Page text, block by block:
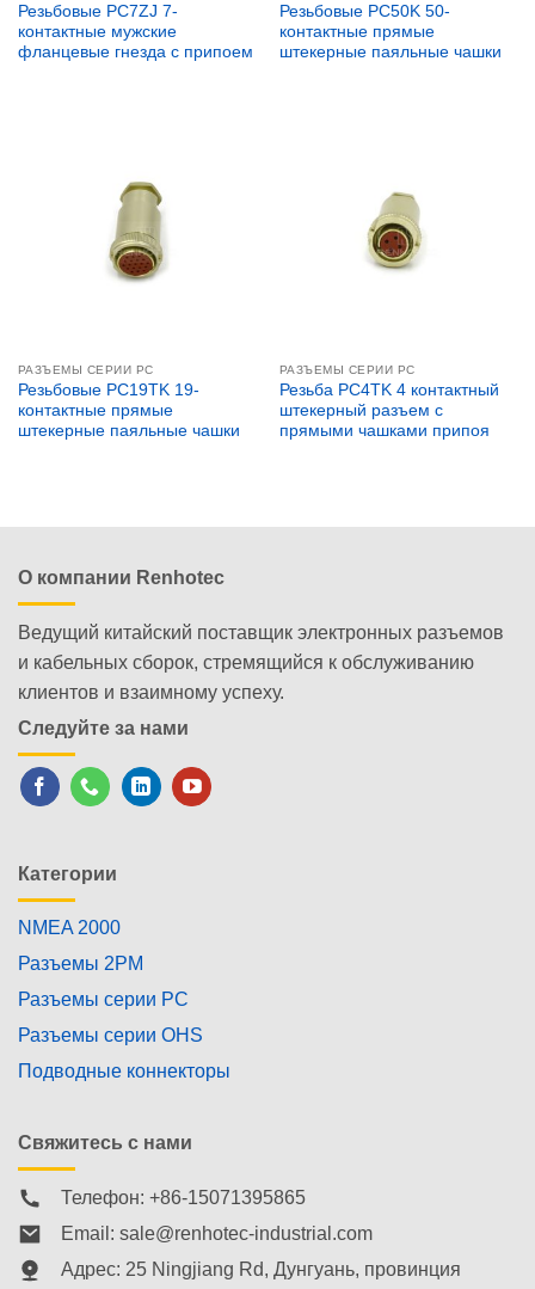
Резьбовые PC7ZJ 7-
контактные мужские
фланцевые гнезда с припоем
Резьбовые PC50K 50-
контактные прямые
штекерные паяльные чашки
РАЗЪЕМЫ СЕРИИ PC
Резьбовые PC19TK 19-
контактные прямые
штекерные паяльные чашки
РАЗЪЕМЫ СЕРИИ PC
Резьба PC4TK 4 контактный
штекерный разъем с
прямыми чашками припоя
О компании Renhotec
Ведущий китайский поставщик электронных разъемов
и кабельных сборок, стремящийся к обслуживанию
клиентов и взаимному успеху.
Следуйте за нами
Категории
NMEA 2000
Разъемы 2PM
Разъемы серии PC
Разъемы серии OHS
Подводные коннекторы
Свяжитесь с нами
Телефон: +86-15071395865
Email: sale@renhotec-industrial.com
Адрес: 25 Ningjiang Rd, Дунгуань, провинция